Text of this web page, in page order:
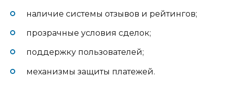
наличие системы отзывов и рейтингов;
прозрачные условия сделок;
поддержку пользователей;
механизмы защиты платежей.